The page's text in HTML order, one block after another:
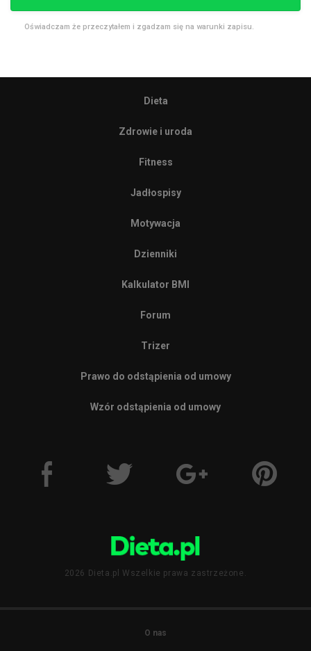
Oświadczam że przeczytałem i zgadzam się na warunki zapisu.
Dieta
Zdrowie i uroda
Fitness
Jadłospisy
Motywacja
Dzienniki
Kalkulator BMI
Forum
Trizer
Prawo do odstąpienia od umowy
Wzór odstąpienia od umowy
2026 Dieta.pl Wszelkie prawa zastrzeżone.
O nas